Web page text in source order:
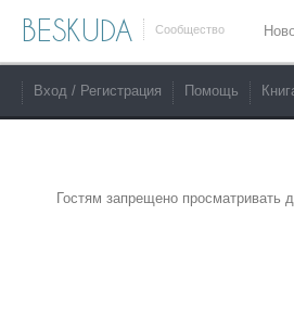
BESKUDA Сообщество
Вход / Регистрация Помощь
Гостям запрещено просматривать